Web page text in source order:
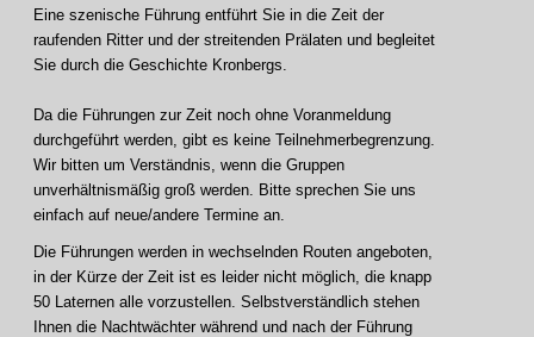
Eine szenische Führung entführt Sie in die Zeit der
raufenden Ritter und der streitenden Prälaten und begleitet
Sie durch die Geschichte Kronbergs.
Da die Führungen zur Zeit noch ohne Voranmeldung
durchgeführt werden, gibt es keine Teilnehmerbegrenzung.
Wir bitten um Verständnis, wenn die Gruppen
unverhältnismäßig groß werden. Bitte sprechen Sie uns
einfach auf neue/andere Termine an.
Die Führungen werden in wechselnden Routen angeboten,
in der Kürze der Zeit ist es leider nicht möglich, die knapp
50 Laternen alle vorzustellen. Selbstverständlich stehen
Ihnen die Nachtwächter während und nach der Führung